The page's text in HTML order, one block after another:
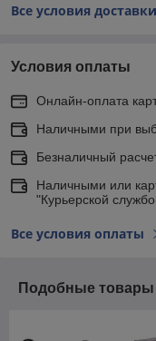
Все условия доставки
Условия оплаты
Онлайн-оплата
Наличными при
Безналичный
Наличными или
"Курьерской
Все условия оплаты
Подобные товары